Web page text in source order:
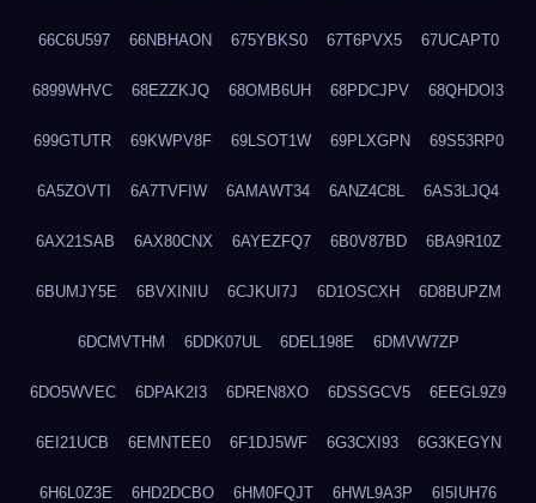
66C6U597 66NBHAON 675YBKS0 67T6PVX5 67UCAPT0
6899WHVC 68EZZKJQ 68OMB6UH 68PDCJPV 68QHDOI3
699GTUTR 69KWPV8F 69LSOT1W 69PLXGPN 69S53RP0
6A5ZOVTI 6A7TVFIW 6AMAWT34 6ANZ4C8L 6AS3LJQ4
6AX21SAB 6AX80CNX 6AYEZFQ7 6B0V87BD 6BA9R10Z
6BUMJY5E 6BVXINIU 6CJKUI7J 6D1OSCXH 6D8BUPZM
6DCMVTHM 6DDK07UL 6DEL198E 6DMVW7ZP
6DO5WVEC 6DPAK2I3 6DREN8XO 6DSSGCV5 6EEGL9Z9
6EI21UCB 6EMNTEE0 6F1DJ5WF 6G3CXI93 6G3KEGYN
6H6L0Z3E 6HD2DCBO 6HM0FQJT 6HWL9A3P 6I5IUH76